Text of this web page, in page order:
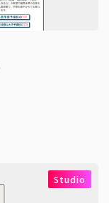
Studio